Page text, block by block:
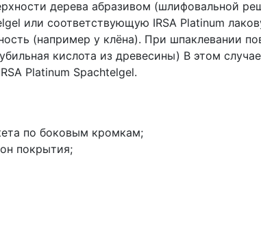
дерева абразивом (шлифовальной
или соответствующую IRSA Platinum
(например у клëна). При шпаклевании
кислота из древесины) В этом
Platinum Spachtelgel.
по боковым кромкам;
покрытия;